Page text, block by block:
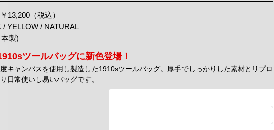
13,200（税込）
YELLOW / NATURAL
製)
ツールバッグに新色登場！
キャンバスを使用し製造した1910sツールバッグ。厚手でしっかりした素材とリプロ
日常使いし易いバッグです。